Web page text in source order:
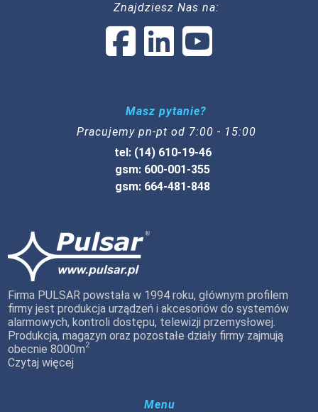
Znajdziesz Nas na:
Masz pytanie?
Pracujemy pn-pt od 7:00 - 15:00
tel: (14) 610-19-46
gsm: 600-001-355
gsm: 664-481-848
Firma PULSAR powstała w 1994 roku, głównym profilem
firmy jest produkcja urządzeń i akcesoriów do systemów
alarmowych, kontroli dostępu, telewizji przemysłowej.
Produkcja, magazyn oraz pozostałe działy firmy zajmują
obecnie 8000m2
Czytaj więcej
Menu